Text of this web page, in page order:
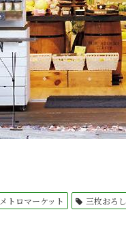
メトロマーケット 三枚おろし